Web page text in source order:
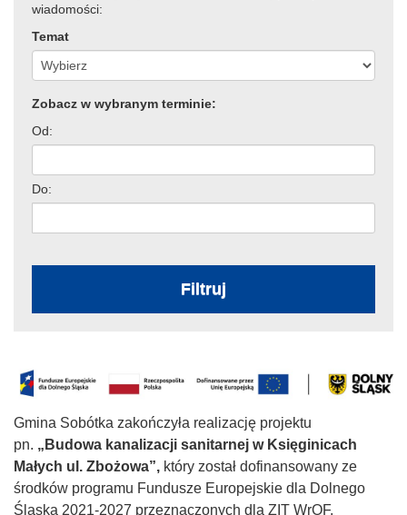
wiadomości:
Temat
Zobacz w wybranym terminie:
Od:
Do:
Filtruj
Gmina Sobótka zakończyła realizację projektu
pn. „Budowa kanalizacji sanitarnej w Księginicach
Małych ul. Zbożowa”, który został dofinansowany ze
środków programu Fundusze Europejskie dla Dolnego
Śląska 2021-2027 przeznaczonych dla ZIT WrOF.